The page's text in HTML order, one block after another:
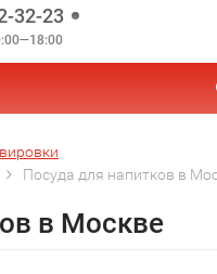
32-23
Посуда для напитков в
в Москве